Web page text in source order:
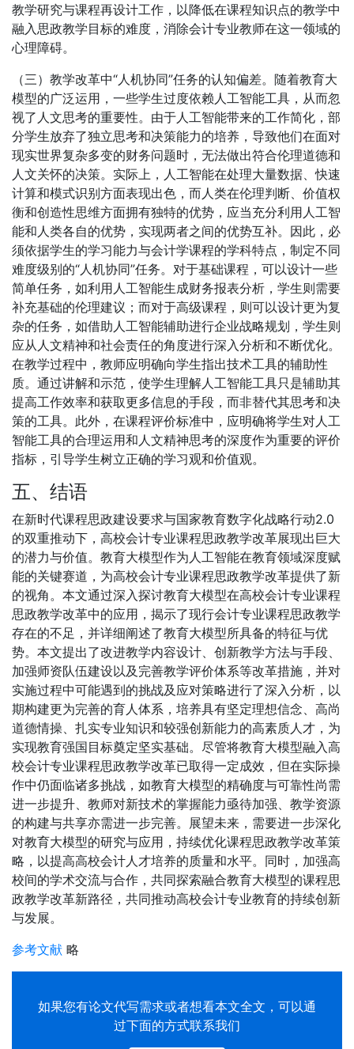
教学研究与课程再设计工作，以降低在课程知识点的教学中
融入思政教学目标的难度，消除会计专业教师在这一领域的
心理障碍。
（三）教学改革中“人机协同”任务的认知偏差。随着教育大
模型的广泛运用，一些学生过度依赖人工智能工具，从而忽
视了人文思考的重要性。由于人工智能带来的工作简化，部
分学生放弃了独立思考和决策能力的培养，导致他们在面对
现实世界复杂多变的财务问题时，无法做出符合伦理道德和
人文关怀的决策。实际上，人工智能在处理大量数据、快速
计算和模式识别方面表现出色，而人类在伦理判断、价值权
衡和创造性思维方面拥有独特的优势，应当充分利用人工智
能和人类各自的优势，实现两者之间的优势互补。因此，必
须依据学生的学习能力与会计学课程的学科特点，制定不同
难度级别的“人机协同”任务。对于基础课程，可以设计一些
简单任务，如利用人工智能生成财务报表分析，学生则需要
补充基础的伦理建议；而对于高级课程，则可以设计更为复
杂的任务，如借助人工智能辅助进行企业战略规划，学生则
应从人文精神和社会责任的角度进行深入分析和不断优化。
在教学过程中，教师应明确向学生指出技术工具的辅助性
质。通过讲解和示范，使学生理解人工智能工具只是辅助其
提高工作效率和获取更多信息的手段，而非替代其思考和决
策的工具。此外，在课程评价标准中，应明确将学生对人工
智能工具的合理运用和人文精神思考的深度作为重要的评价
指标，引导学生树立正确的学习观和价值观。
五、结语
在新时代课程思政建设要求与国家教育数字化战略行动2.0
的双重推动下，高校会计专业课程思政教学改革展现出巨大
的潜力与价值。教育大模型作为人工智能在教育领域深度赋
能的关键赛道，为高校会计专业课程思政教学改革提供了新
的视角。本文通过深入探讨教育大模型在高校会计专业课程
思政教学改革中的应用，揭示了现行会计专业课程思政教学
存在的不足，并详细阐述了教育大模型所具备的特征与优
势。本文提出了改进教学内容设计、创新教学方法与手段、
加强师资队伍建设以及完善教学评价体系等改革措施，并对
实施过程中可能遇到的挑战及应对策略进行了深入分析，以
期构建更为完善的育人体系，培养具有坚定理想信念、高尚
道德情操、扎实专业知识和较强创新能力的高素质人才，为
实现教育强国目标奠定坚实基础。尽管将教育大模型融入高
校会计专业课程思政教学改革已取得一定成效，但在实际操
作中仍面临诸多挑战，如教育大模型的精确度与可靠性尚需
进一步提升、教师对新技术的掌握能力亟待加强、教学资源
的构建与共享亦需进一步完善。展望未来，需要进一步深化
对教育大模型的研究与应用，持续优化课程思政教学改革策
略，以提高高校会计人才培养的质量和水平。同时，加强高
校间的学术交流与合作，共同探索融合教育大模型的课程思
政教学改革新路径，共同推动高校会计专业教育的持续创新
与发展。
参考文献 略
如果您有论文代写需求或者想看本文全文，可以通
过下面的方式联系我们